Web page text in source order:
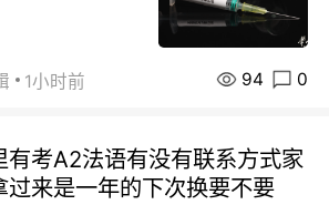
1小时前 94 0
有考A2法语有没有联系方式家
过来是一年的下次换要不要